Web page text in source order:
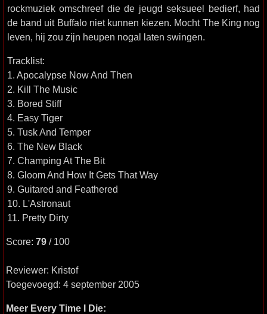
rockmuziek omschreef die de jeugd seksueel bedierf, had
de band uit Buffalo niet kunnen kiezen. Mocht The King nog
leven, hij zou zijn heupen nogal laten swingen.
Tracklist:
1. Apocalypse Now And Then
2. Kill The Music
3. Bored Stiff
4. Easy Tiger
5. Tusk And Temper
6. The New Black
7. Champing At The Bit
8. Gloom And How It Gets That Way
9. Guitared and Feathered
10. L'Astronaut
11. Pretty Dirty
Score: 79 / 100
Reviewer: Kristof
Toegevoegd: 4 september 2005
Meer Every Time I Die: